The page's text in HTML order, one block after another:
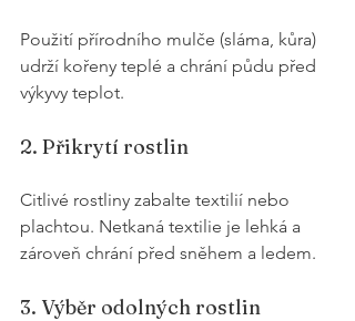
Použití přírodního mulče (sláma, kůra)
udrží kořeny teplé a chrání půdu před
výkyvy teplot.
2. Přikrytí rostlin
Citlivé rostliny zabalte textilií nebo
plachtou. Netkaná textilie je lehká a
zároveň chrání před sněhem a ledem.
3. Výběr odolných rostlin